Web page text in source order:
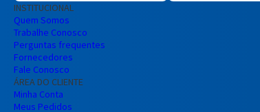
INSTITUCIONAL
Quem Somos
Trabalhe Conosco
Perguntas frequentes
Fornecedores
Fale Conosco
ÁREA DO CLIENTE
Minha Conta
Meus Pedidos